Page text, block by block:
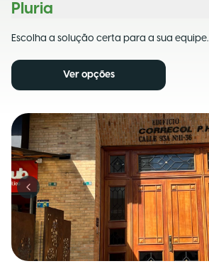
Pluria
Escolha a solução certa para a sua equipe.
Ver opções
Previous slide